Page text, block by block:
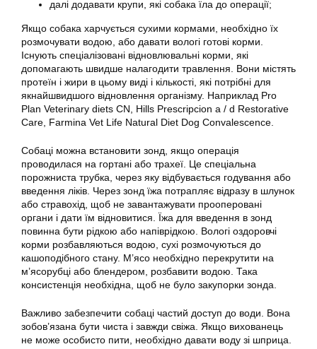
далі додавати крупи, які собака їла до операції;
Якщо собака харчується сухими кормами, необхідно їх
розмочувати водою, або давати вологі готові корми.
Існують спеціалізовані відновлювальні корми, які
допомагають швидше налагодити травлення. Вони містять
протеїн і жири в цьому виді і кількості, які потрібні для
якнайшвидшого відновлення організму. Наприклад Pro
Plan Veterinary diets CN, Hills Prescripcion a / d Restorative
Care, Farmina Vet Life Natural Diet Dog Convalescence.
Собаці можна встановити зонд, якщо операція
проводилася на гортані або трахеї. Це спеціальна
порожниста трубка, через яку відбувається годування або
введення ліків. Через зонд їжа потрапляє відразу в шлунок
або стравохід, щоб не завантажувати прооперовані
органи і дати їм відновитися. Їжа для введення в зонд
повинна бути рідкою або напіврідкою. Вологі оздоровчі
корми розбавляються водою, сухі розмочуються до
кашоподібного стану. М’ясо необхідно перекрутити на
м’ясорубці або блендером, розбавити водою. Така
консистенція необхідна, щоб не було закупорки зонда.
Важливо забезпечити собаці частий доступ до води. Вона
зобов’язана бути чиста і завжди свіжа. Якщо вихованець
не може особисто пити, необхідно давати воду зі шприца.